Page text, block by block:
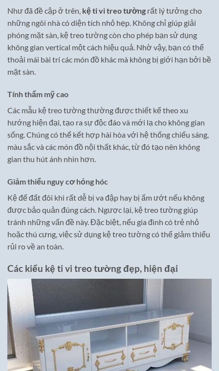
Như đã đề cập ở trên, kệ ti vi treo tường rất lý tưởng cho
những ngôi nhà có diện tích nhỏ hẹp. Không chỉ giúp giải
phóng mặt sàn, kệ treo tường còn cho phép bạn sử dụng
không gian vertical một cách hiệu quả. Nhờ vậy, bạn có thể
thoải mái bài trí các món đồ khác mà không bị giới hạn bởi bề
mặt sàn.
Tính thẩm mỹ cao
Các mẫu kệ treo tường thường được thiết kế theo xu
hướng hiện đại, tạo ra sự độc đáo và mới lạ cho không gian
sống. Chúng có thể kết hợp hài hòa với hệ thống chiếu sáng,
màu sắc và các món đồ nội thất khác, từ đó tạo nên không
gian thu hút ánh nhìn hơn.
Giảm thiểu nguy cơ hỏng hóc
Kệ để đất đôi khi rất dễ bị va đập hay bị ẩm ướt nếu không
được bảo quản đúng cách. Ngược lại, kệ treo tường giúp
tránh những vấn đề này. Đặc biệt, nếu gia đình có trẻ nhỏ
hoặc thú cưng, việc sử dụng kệ treo tường có thể giảm thiểu
rủi ro về an toàn.
Các kiểu kệ ti vi treo tường đẹp, hiện đại